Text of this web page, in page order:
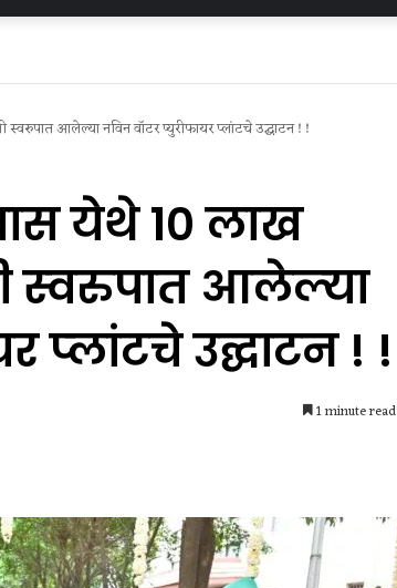
आलेल्‍या नविन वॉटर प्‍युरीफायर प्‍लांटचे उद्घाटन ! !
येथे १० लाख
स्‍वरुपात आलेल्‍या
प्‍लांटचे उद्घाटन ! !
1 minute read